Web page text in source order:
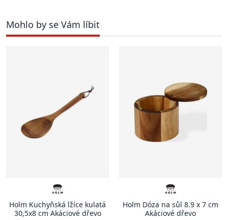
Mohlo by se Vám líbit
Holm Kuchyňská lžíce kulatá
30,5x8 cm Akáciové dřevo
Holm Dóza na sůl 8.9 x 7 cm
Akáciové dřevo